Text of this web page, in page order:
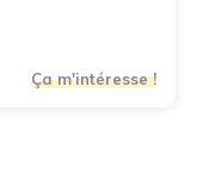
Ça m'intéresse !